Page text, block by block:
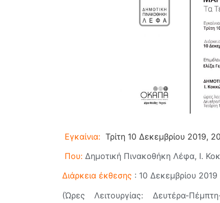
Εγκαίνια: Τρίτη 10 Δεκεμβρίου 2019,
Που: Δημοτική Πινακοθήκη Λέφα, Ι.
Διάρκεια έκθεσης : 10 Δεκεμβρίου
(Ώρες Λειτουργίας: Δευτέρα-